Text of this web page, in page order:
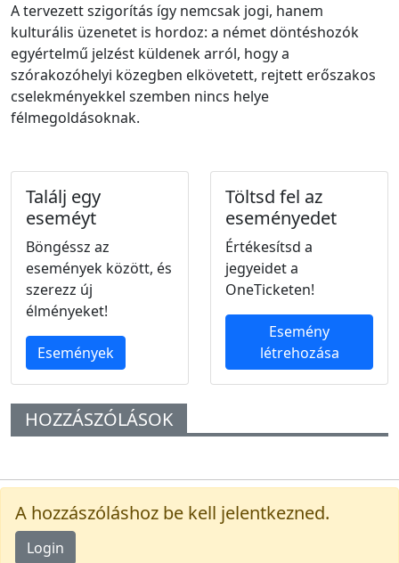
A tervezett szigorítás így nemcsak jogi, hanem
kulturális üzenetet is hordoz: a német döntéshozók
egyértelmű jelzést küldenek arról, hogy a
szórakozóhelyi közegben elkövetett, rejtett erőszakos
cselekményekkel szemben nincs helye
félmegoldásoknak.
Találj egy
eseméyt
Böngéssz az
események között, és
szerezz új
élményeket!
Események
Töltsd fel az
eseményedet
Értékesítsd a
jegyeidet a
OneTicketen!
Esemény
létrehozása
HOZZÁSZÓLÁSOK
A hozzászóláshoz be kell jelentkezned.
Login